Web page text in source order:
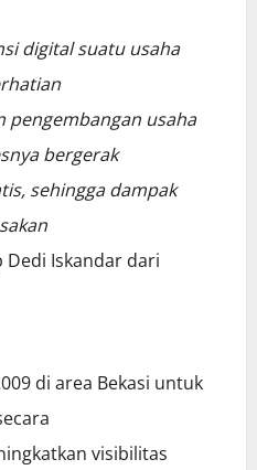
digital suatu usaha
pengembangan usaha
bergerak
sehingga dampak
Dedi Iskandar dari
di area Bekasi untuk
visibilitas